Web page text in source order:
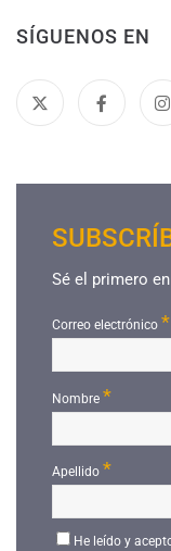
SÍGUENOS EN
Sé el primero
Correo electrónico *
Nombre*
Apellido *
He leído y